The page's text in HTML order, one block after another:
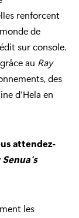
renforcent
de
sur console.
au Ray
des
d’Hela en
attendez-
les